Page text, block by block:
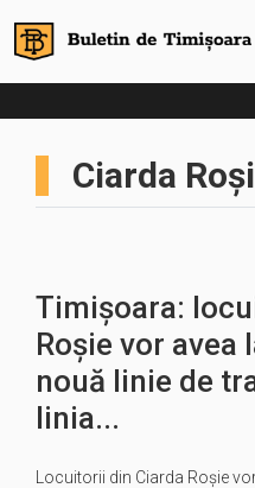
Ciarda
Timișoara:
Roșie vor avea
nouă linie de
linia...
Locuitorii din Ciarda Roșie